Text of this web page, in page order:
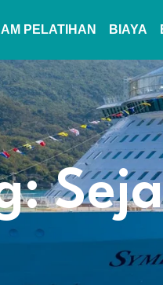
PELATIHAN BIAYA